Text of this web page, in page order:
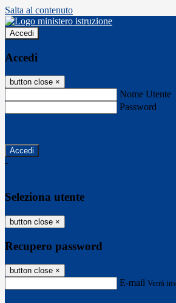
Salta al contenuto
Accedi
Accedi
button close ×
Nome Utente
Password
-
Seleziona utente
button close ×
Recupero password
button close ×
E-mail Verrà